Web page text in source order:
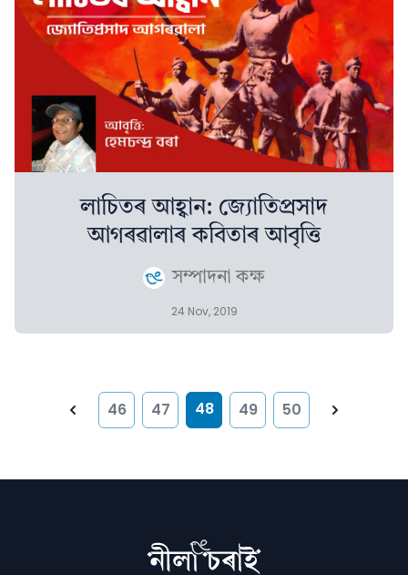
লাচিতৰ আহ্বান: জ্যোতিপ্ৰসাদ
আগৰৱালাৰ কবিতাৰ আবৃত্তি
সম্পাদনা কক্ষ
24 Nov, 2019
Previous
46 47 48 49 50